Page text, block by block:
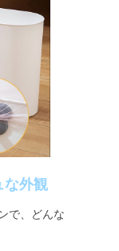
な外観
で、どんな